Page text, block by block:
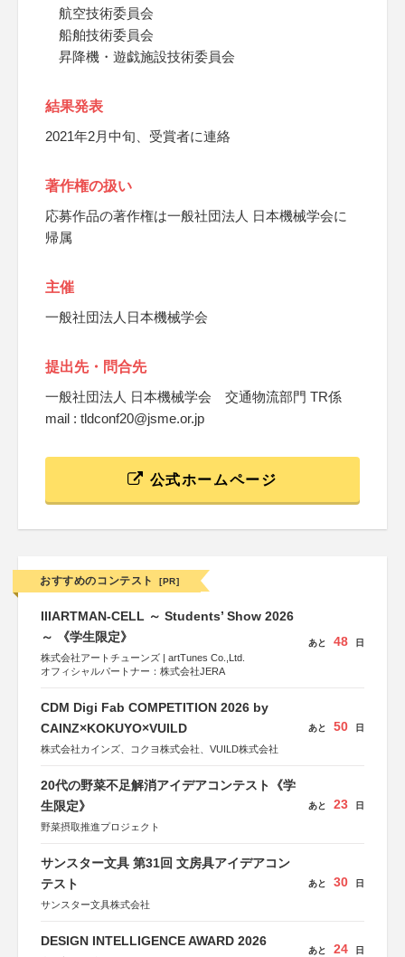
航空技術委員会
船舶技術委員会
昇降機・遊戯施設技術委員会
結果発表
2021年2月中旬、受賞者に連絡
著作権の扱い
応募作品の著作権は一般社団法人 日本機械学会に
帰属
主催
一般社団法人日本機械学会
提出先・問合先
一般社団法人 日本機械学会 交通物流部門 TR係
mail : tldconf20@jsme.or.jp
公式ホームページ
おすすめのコンテスト [PR]
IIIARTMAN-CELL ～ Students’ Show 2026
～ 《学生限定》
株式会社アートチューンズ | artTunes Co.,Ltd.
オフィシャルパートナー：株式会社JERA
あと 48 日
CDM Digi Fab COMPETITION 2026 by
CAINZ×KOKUYO×VUILD
株式会社カインズ、コクヨ株式会社、VUILD株式会社
あと 50 日
20代の野菜不足解消アイデアコンテスト《学
生限定》
野菜摂取推進プロジェクト
あと 23 日
サンスター文具 第31回 文房具アイデアコン
テスト
サンスター文具株式会社
あと 30 日
DESIGN INTELLIGENCE AWARD 2026
あと 24 日